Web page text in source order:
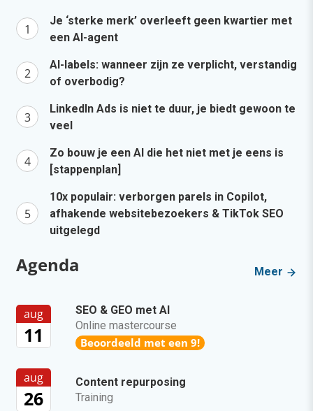
Je ‘sterke merk’ overleeft geen kwartier met
een AI-agent
AI-labels: wanneer zijn ze verplicht, verstandig
of overbodig?
LinkedIn Ads is niet te duur, je biedt gewoon te
veel
Zo bouw je een AI die het niet met je eens is
[stappenplan]
10x populair: verborgen parels in Copilot,
afhakende websitebezoekers & TikTok SEO
uitgelegd
Agenda Meer
aug
11
SEO & GEO met AI
Online mastercourse
Beoordeeld met een 9!
aug
26
Content repurposing
Training